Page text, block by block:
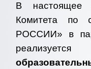
В настоящее
Комитета по
РОССИИ» в